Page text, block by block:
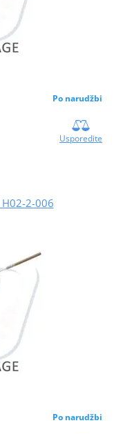
Po narudžbi
Usporedite
H02-2-006
Po narudžbi